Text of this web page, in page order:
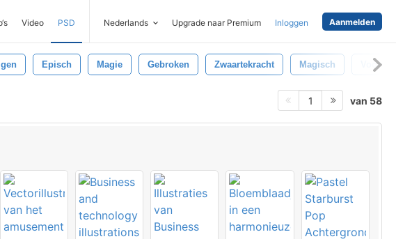
Video PSD Nederlands Upgrade naar Premium Inloggen Aanmelden
Episch Magie Gebroken Zwaartekracht Magisch
1 van 58